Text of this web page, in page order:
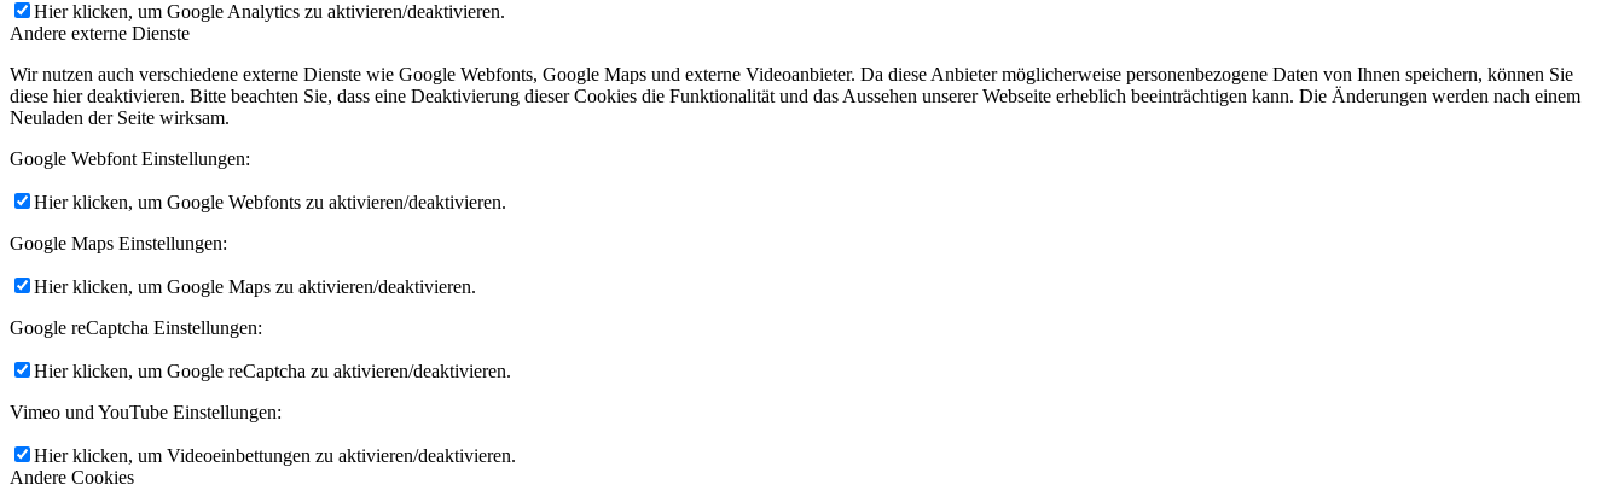
Hier klicken, um Google Analytics zu aktivieren/deaktivieren.
Andere externe Dienste
Wir nutzen auch verschiedene externe Dienste wie Google Webfonts, Google Maps und externe Videoanbieter. Da diese Anbieter möglicherweise personenbezogene Daten von Ihnen speichern, können Sie
diese hier deaktivieren. Bitte beachten Sie, dass eine Deaktivierung dieser Cookies die Funktionalität und das Aussehen unserer Webseite erheblich beeinträchtigen kann. Die Änderungen werden nach einem
Neuladen der Seite wirksam.
Google Webfont Einstellungen:
Hier klicken, um Google Webfonts zu aktivieren/deaktivieren.
Google Maps Einstellungen:
Hier klicken, um Google Maps zu aktivieren/deaktivieren.
Google reCaptcha Einstellungen:
Hier klicken, um Google reCaptcha zu aktivieren/deaktivieren.
Vimeo und YouTube Einstellungen:
Hier klicken, um Videoeinbettungen zu aktivieren/deaktivieren.
Andere Cookies